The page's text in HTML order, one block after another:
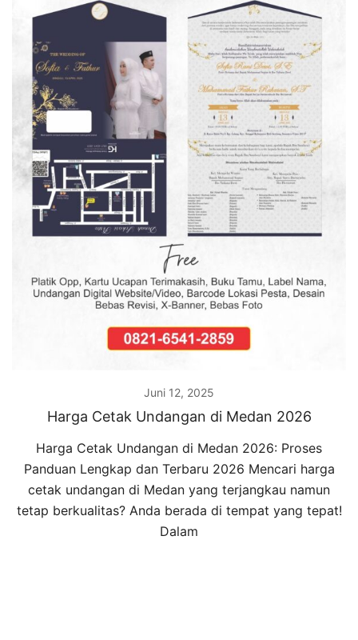
Juni 12, 2025
Harga Cetak Undangan di Medan 2026
Harga Cetak Undangan di Medan 2026: Proses
Panduan Lengkap dan Terbaru 2026 Mencari harga
cetak undangan di Medan yang terjangkau namun
tetap berkualitas? Anda berada di tempat yang tepat!
Dalam